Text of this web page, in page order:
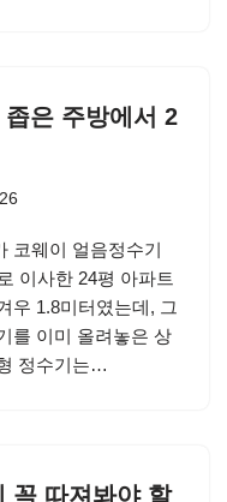
은 주방에서 2
코웨이 얼음정수기
이사한 24평 아파트
우 1.8미터였는데, 그
를 이미 올려놓은 상
정수기는…
꼭 따져봐야 할